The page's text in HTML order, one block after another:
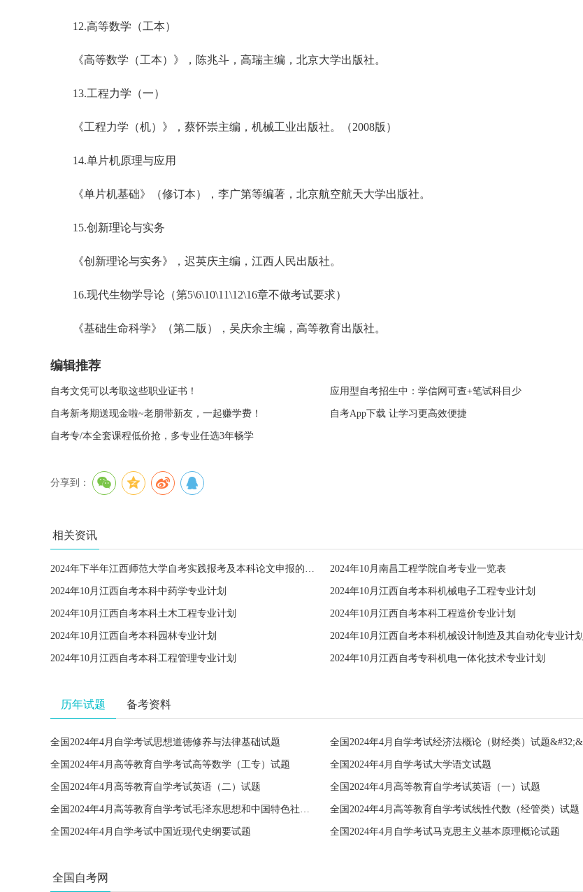
12.高等数学（工本）
《高等数学（工本）》，陈兆斗，高瑞主编，北京大学出版社。
13.工程力学（一）
《工程力学（机）》，蔡怀崇主编，机械工业出版社。（2008版）
14.单片机原理与应用
《单片机基础》（修订本），李广第等编著，北京航空航天大学出版社。
15.创新理论与实务
《创新理论与实务》，迟英庆主编，江西人民出版社。
16.现代生物学导论（第5\6\10\11\12\16章不做考试要求）
《基础生命科学》（第二版），吴庆余主编，高等教育出版社。
编辑推荐
自考文凭可以考取这些职业证书！ 应用型自考招生中：学信网可查+笔试科目少
自考新考期送现金啦~老朋带新友，一起赚学费！ 自考App下载 让学习更高效便捷
自考专/本全套课程低价抢，多专业任选3年畅学
分享到：
相关资讯
2024年下半年江西师范大学自考实践报考及本科论文申报的通知 2024年10月南昌工程学院自考专业一览表
2024年10月江西自考本科中药学专业计划 2024年10月江西自考本科机械电子工程专业计划
2024年10月江西自考本科土木工程专业计划 2024年10月江西自考本科工程造价专业计划
2024年10月江西自考本科园林专业计划 2024年10月江西自考本科机械设计制造及其自动化专业计划
2024年10月江西自考本科工程管理专业计划 2024年10月江西自考专科机电一体化技术专业计划
历年试题 备考资料
全国2024年4月自学考试思想道德修养与法律基础试题
全国2024年4月高等教育自学考试高等数学（工专）试题 全国2024年4月自学考试大学语文试题
全国2024年4月高等教育自学考试英语（二）试题 全国2024年4月高等教育自学考试英语（一）试题
全国2024年4月高等教育自学考试毛泽东思想和中国特色社会主义理论体系概论试题 全国2024年4月高等教育自学考试线性代数（经管类）试题
全国2024年4月自学考试中国近现代史纲要试题 全国2024年4月自学考试马克思主义基本原理概论试题
全国自考网